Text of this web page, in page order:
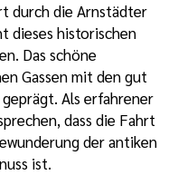
durch die Arnstädter
dieses historischen
Das schöne
Gassen mit den gut
Als erfahrener
dass die Fahrt
der antiken
ist.